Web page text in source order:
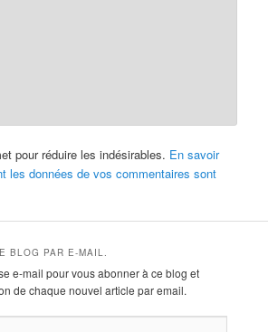
pour réduire les indésirables. En savoir
les données de vos commentaires sont
BLOG PAR E-MAIL.
e-mail pour vous abonner à ce blog et
de chaque nouvel article par email.